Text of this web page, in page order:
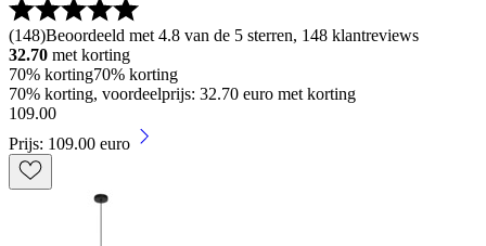
(148)Beoordeeld met 4.8 van de 5 sterren, 148 klantreviews
32.70 met korting
70% korting70% korting
70% korting, voordeelprijs: 32.70 euro met korting
109.00
Prijs: 109.00 euro